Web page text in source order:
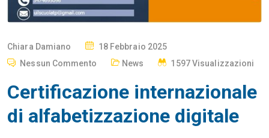
Chiara Damiano
P
T
D
18 Febbraio 2025
Nessun Commento
News 1597 Visualizzazioni
Certificazione internazionale
di alfabetizzazione digitale